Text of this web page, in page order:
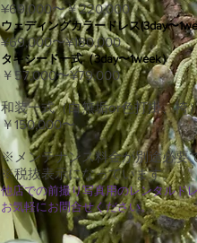
¥69,000〜￥220,000
ウェディングカラードレス(3day〜
¥69,000〜¥180,000
タキシード一式（3day〜1week）
￥57,000〜¥79,000
和装一式（白無垢or色打掛、袴
￥150,000​〜
※メンテナンス料金が別途必要
​※税抜表示になっています。
他店での前撮り写真用のレンタルド
お気軽にお問合せください。